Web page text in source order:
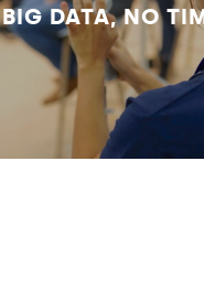
BIG DATA, NO